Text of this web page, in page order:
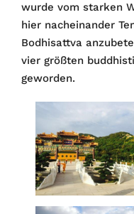
wurde vom starken
hier nacheinander
Bodhisattva
vier größten
geworden.